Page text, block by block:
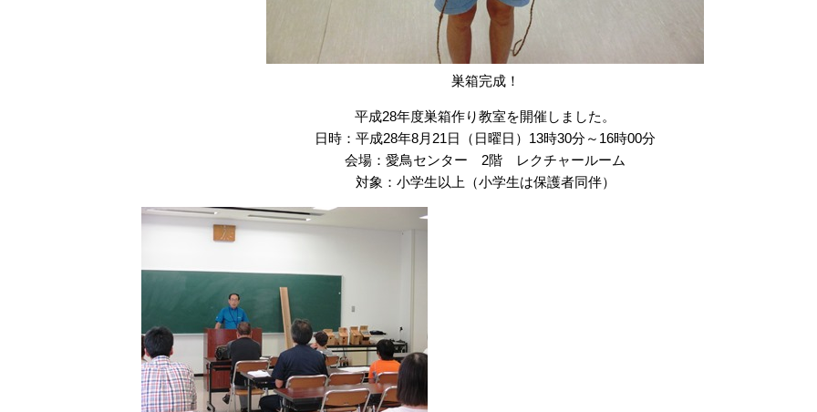
巣箱完成！
平成28年度巣箱作り教室を開催しました。
日時：平成28年8月21日（日曜日）13時30分～16時00分
会場：愛鳥センター 2階 レクチャールーム
対象：小学生以上（小学生は保護者同伴）